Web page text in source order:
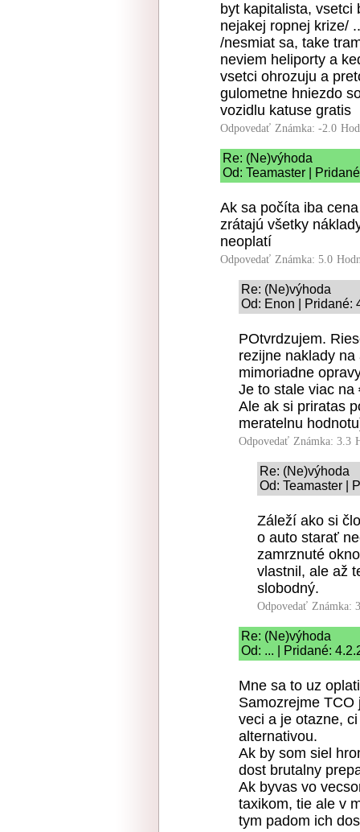
byt kapitalista, vsetci
nejakej ropnej krize/
/nesmiat sa, take
neviem heliporty a
vsetci ohrozuju a
gulometne hniezdo
vozidlu katuse gratis
Odpovedať Známka: -2.0
Re: (Ne)výhoda
Od: Teamaster |
Ak sa počíta iba
zrátajú všetky
neoplatí
Odpovedať Známka: 5.0
Re: (Ne)výhoda
Od: Enon | Pridané:
POtvrdzujem.
rezijne naklady
mimoriadne
Je to stale viac na
Ale ak si priratas
meratelnu
Odpovedať Známka: 3.3
Re: (Ne)výhoda
Od: Teamaster |
Záleží ako si
o auto starať
zamrznuté
vlastnil, ale až
slobodný.
Odpovedať Známka:
Re: (Ne)výhoda
Od: ... | Pridané:
Mne sa to uz
Samozrejme
veci a je otazne,
alternativou.
Ak by som siel
dost brutalny
Ak byvas vo
taxikom, tie ale v
tym padom ich